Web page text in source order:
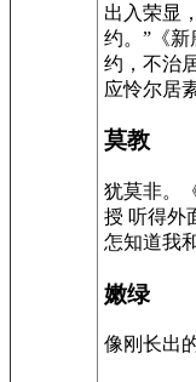
出入荣显
约。”《新
约，不治
应怜尔居
莫教
犹莫非。
授 听得外
怎知道我
嫩绿
像刚长出